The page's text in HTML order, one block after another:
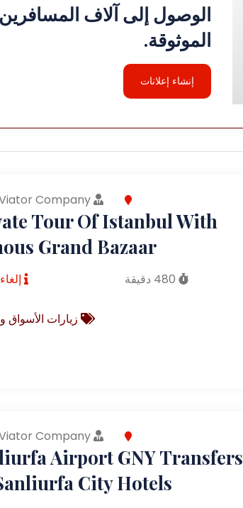
الوصول إلى آلاف
الموثوقة.
إنشاء إعلانات
Viator Company
Tour Of Istanbul With
Grand Bazaar
زيارات الأسواق
Viator Company
Airport GNY Transfers
City Hotels